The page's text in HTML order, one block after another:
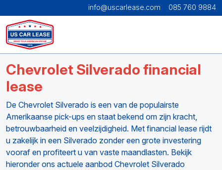
info@uscarlease.com 085 760 9884
Chevrolet Silverado financial
lease
De Chevrolet Silverado is een van de populairste
Amerikaanse pick-ups en staat bekend om zijn kracht,
betrouwbaarheid en veelzijdigheid. Met financial lease rijdt
u zakelijk in een Silverado zonder een grote investering
vooraf en profiteert u van vaste maandlasten. Bekijk
hieronder ons actuele aanbod Chevrolet Silverado